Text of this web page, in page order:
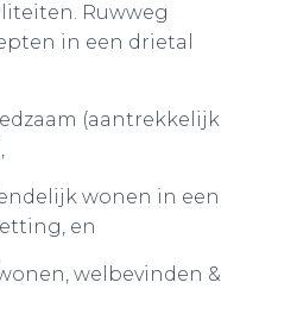
Ruwweg
in een drietal
(aantrekkelijk
wonen in een
en
welbevinden &